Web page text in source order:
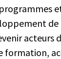
de
formation,